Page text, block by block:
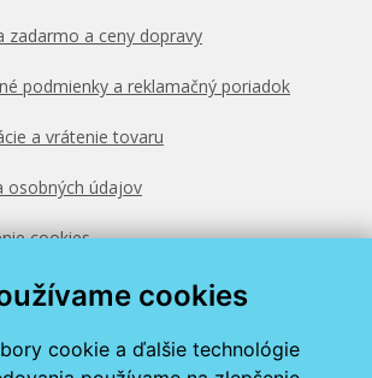
cookies
cookie a ďalšie technológie
zadarmo a ceny dopravy
podmienky a reklamačný poriadok
a vrátenie tovaru
osobných údajov
cookies
zadarmo